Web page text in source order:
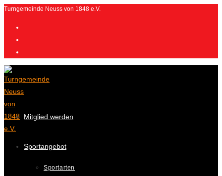
Zum
Turngemeinde Neuss von 1848 e.V.
Mitglied werden
Sportangebot
Sportarten